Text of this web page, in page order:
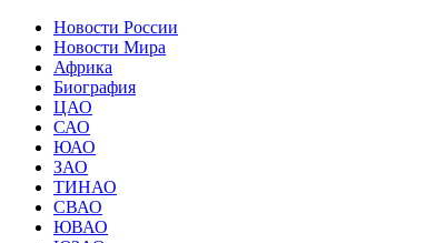
Новости России
Новости Мира
Африка
Биография
ЦАО
САО
ЮАО
ЗАО
ТИНАО
СВАО
ЮВАО